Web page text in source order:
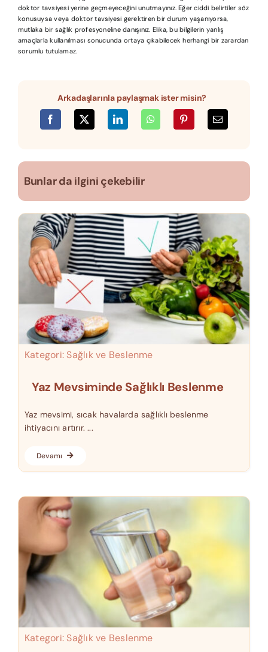
doktor tavsiyesi yerine geçmeyeceğini unutmayınız. Eğer ciddi belirtiler söz
konusuysa veya doktor tavsiyesi gerektiren bir durum yaşanıyorsa,
mutlaka bir sağlık profesyoneline danışınız. Elika, bu bilgilerin yanlış
amaçlarla kullanılması sonucunda ortaya çıkabilecek herhangi bir zarardan
sorumlu tutulamaz.
Arkadaşlarınla paylaşmak ister misin?
Bunlar da ilgini çekebilir
Kategori: Sağlık ve Beslenme
Yaz Mevsiminde Sağlıklı Beslenme
Yaz mevsimi, sıcak havalarda sağlıklı beslenme
ihtiyacını artırır. ...
Devamı
Kategori: Sağlık ve Beslenme